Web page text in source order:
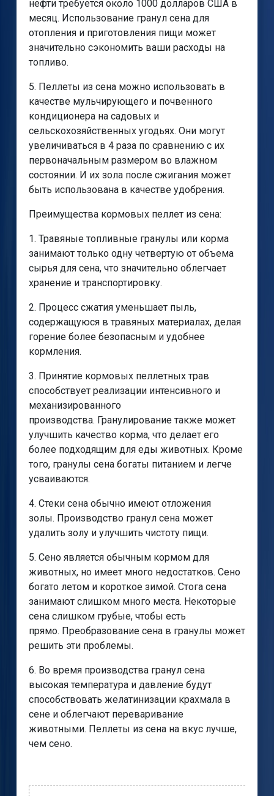
нефти требуется около 1000 долларов США в
месяц. Использование гранул сена для
отопления и приготовления пищи может
значительно сэкономить ваши расходы на
топливо.
5. Пеллеты из сена можно использовать в
качестве мульчирующего и почвенного
кондиционера на садовых и
сельскохозяйственных угодьях. Они могут
увеличиваться в 4 раза по сравнению с их
первоначальным размером во влажном
состоянии. И их зола после сжигания может
быть использована в качестве удобрения.
Преимущества кормовых пеллет из сена:
1. Травяные топливные гранулы или корма
занимают только одну четвертую от объема
сырья для сена, что значительно облегчает
хранение и транспортировку.
2. Процесс сжатия уменьшает пыль,
содержащуюся в травяных материалах, делая
горение более безопасным и удобнее
кормления.
3. Принятие кормовых пеллетных трав
способствует реализации интенсивного и
механизированного
производства. Гранулирование также может
улучшить качество корма, что делает его
более подходящим для еды животных. Кроме
того, гранулы сена богаты питанием и легче
усваиваются.
4. Стеки сена обычно имеют отложения
золы. Производство гранул сена может
удалить золу и улучшить чистоту пищи.
5. Сено является обычным кормом для
животных, но имеет много недостатков. Сено
богато летом и короткое зимой. Стога сена
занимают слишком много места. Некоторые
сена слишком грубые, чтобы есть
прямо. Преобразование сена в гранулы может
решить эти проблемы.
6. Во время производства гранул сена
высокая температура и давление будут
способствовать желатинизации крахмала в
сене и облегчают переваривание
животными. Пеллеты из сена на вкус лучше,
чем сено.